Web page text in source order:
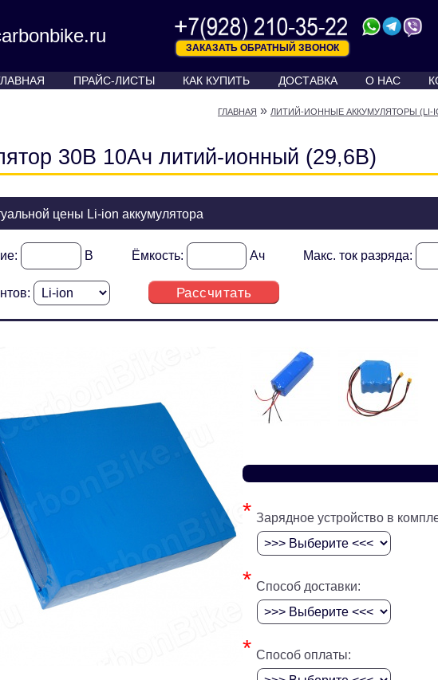
ЗАКАЗАТЬ ОБРАТНЫЙ ЗВОНОК
ПРАЙС-ЛИСТЫ КАК КУПИТЬ ДОСТАВКА О НАС
ГЛАВНАЯ » ЛИТИЙ-ИОННЫЕ АККУМУЛЯТОРЫ (LI-
30В 10Ач литий-ионный (29,6В)
цены Li-ion аккумулятора
В Ёмкость: Ач Макс. ток разряда:
Рассчитать
* Зарядное устройство в
* Способ доставки:
* Способ оплаты: